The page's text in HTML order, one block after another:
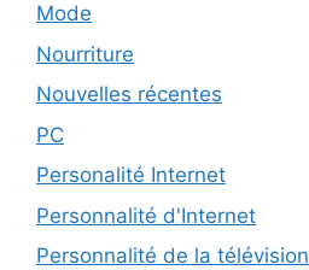
Mode
Nourriture
Nouvelles récentes
PC
Personalité Internet
Personnalité d'Internet
Personnalité de la télévision